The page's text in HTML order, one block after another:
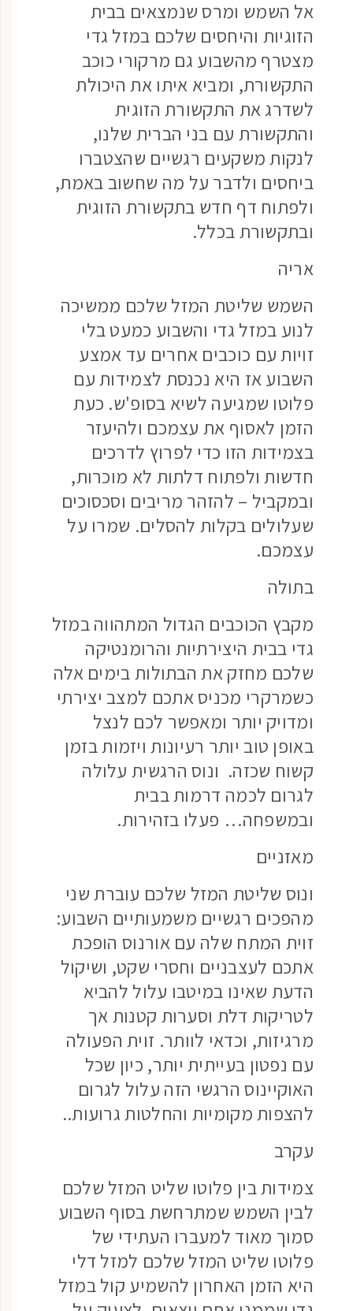
אל השמש ומרס שנמצאים בבית
הזוגיות והיחסים שלכם במזל גדי
מצטרף מהשבוע גם מרקורי כוכב
התקשורת, ומביא איתו את היכולת
לשדרג את התקשורת הזוגית
והתקשורת עם בני הברית שלנו,
לנקות משקעים רגשיים שהצטברו
ביחסים ולדבר על מה שחשוב באמת,
ולפתוח דף חדש בתקשורת הזוגית
ובתקשורת בכלל.
אריה
השמש שליטת המזל שלכם ממשיכה
לנוע במזל גדי והשבוע כמעט בלי
זויות עם כוכבים אחרים עד אמצע
השבוע אז היא נכנסת לצמידות עם
פלוטו שמגיעה לשיא בסופ'ש. כעת
הזמן לאסוף את עצמכם ולהיעזר
בצמידות הזו כדי לפרוץ לדרכים
חדשות ולפתוח דלתות לא מוכרות,
ובמקביל – להזהר מריבים וסכסוכים
שעלולים בקלות להסלים. שמרו על
עצמכם.
בתולה
מקבץ הכוכבים הגדול המתהווה במזל
גדי בבית היצירתיות והרומנטיקה
שלכם מחזק את הבתולות בימים אלה
כשמרקרי מכניס אתכם למצב יצירתי
ומדויק יותר ומאפשר לכם לנצל
באופן טוב יותר רעיונות ויזמות בזמן
קשוח שכזה. ונוס הרגשית עלולה
לגרום לכמה דרמות בבית
ובמשפחה… פעלו בזהירות.
מאזניים
ונוס שליטת המזל שלכם עוברת שני
מהפכים רגשיים משמעותיים השבוע:
זוית המתח שלה עם אורנוס הופכת
אתכם לעצבניים וחסרי שקט, ושיקול
הדעת שאינו במיטבו עלול להביא
לטריקות דלת וסערות קטנות אך
מרגיזות, וכדאי לוותר. זוית הפעולה
עם נפטון בעייתית יותר, כיון שכל
האוקיינוס הרגשי הזה עלול לגרום
להצפות מקומיות והחלטות גרועות..
עקרב
צמידות בין פלוטו שליט המזל שלכם
לבין השמש שמתרחשת בסוף השבוע
סמוך מאוד למעברו העתידי של
פלוטו שליט המזל שלכם למזל דלי
היא הזמן האחרון להשמיע קול במזל